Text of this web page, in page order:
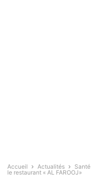
Accueil Actualités Santé
le restaurant « AL FAROOJ»